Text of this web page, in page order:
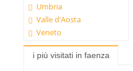
Umbria
Valle d'Aosta
Veneto
i più visitati in faenza